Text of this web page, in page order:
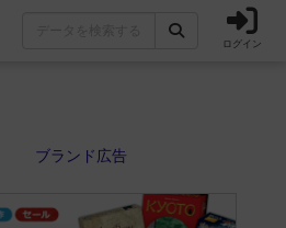
ログイン